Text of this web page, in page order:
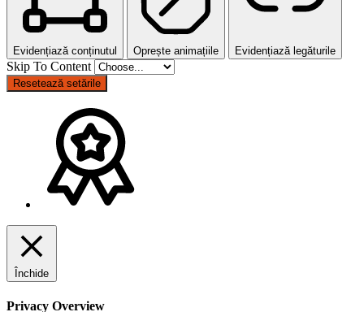
Evidențiază conținutul Oprește animațiile Evidențiază legăturile
Skip To Content
Resetează setările
Închide
Privacy Overview